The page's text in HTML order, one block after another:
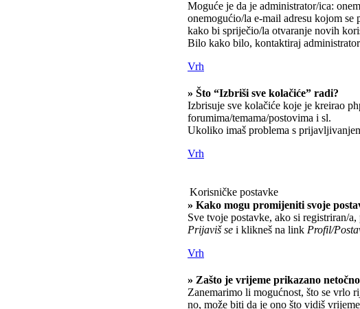
Moguće je da je administrator/ica:
onemogućio/la e-mail adresu kojom
kako bi spriječio/la otvaranje novih
Bilo kako bilo, kontaktiraj
Vrh
» Što “Izbriši sve kolačiće” radi?
Izbrisuje sve kolačiće koje je kreirao
forumima/temama/postovima i sl.
Ukoliko imaš problema s
Vrh
Korisničke postavke
» Kako mogu promijeniti svoje
Sve tvoje postavke, ako si registriran/a,
Prijaviš se i klikneš na link Profil/
Vrh
» Zašto je vrijeme prikazano
Zanemarimo li mogućnost, što se vrlo
no, može biti da je ono što vidiš vrijeme